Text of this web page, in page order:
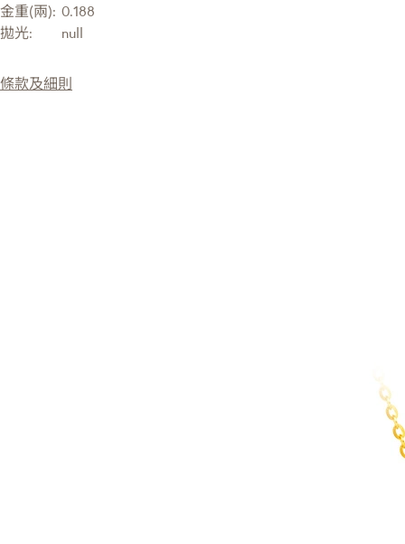
金重(兩): 0.188
拋光:
null
條款及細則